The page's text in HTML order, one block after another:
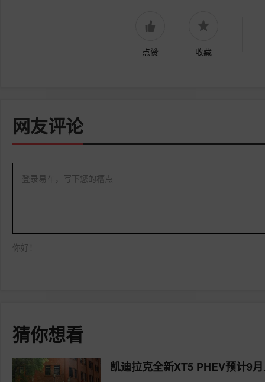
点赞 收藏
网友评论
登录易车，写下您的槽点
你好！
猜你想看
凯迪拉克全新XT5 PHEV预计9